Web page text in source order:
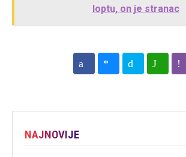
loptu, on je stranac
NAJNOVIJE